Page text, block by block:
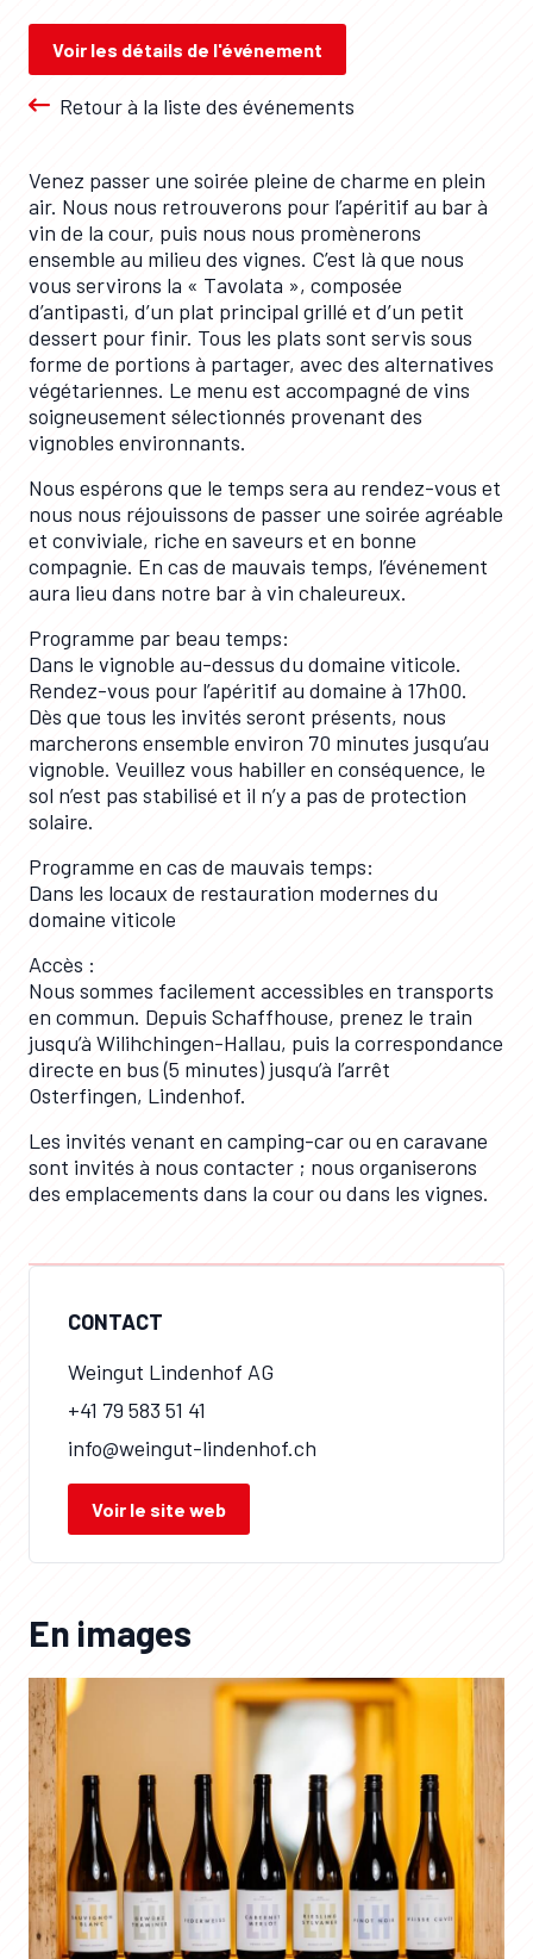
Voir les détails de l'événement
Retour à la liste des événements
CONTACT
Weingut Lindenhof AG
+41 79 583 51 41
info@weingut-lindenhof.ch
Voir le site web
Venez passer une soirée pleine de charme en plein
air. Nous nous retrouverons pour l’apéritif au bar à
vin de la cour, puis nous nous promènerons
ensemble au milieu des vignes. C’est là que nous
vous servirons la « Tavolata », composée
d’antipasti, d’un plat principal grillé et d’un petit
dessert pour finir. Tous les plats sont servis sous
forme de portions à partager, avec des alternatives
végétariennes. Le menu est accompagné de vins
soigneusement sélectionnés provenant des
vignobles environnants.
Nous espérons que le temps sera au rendez-vous et
nous nous réjouissons de passer une soirée agréable
et conviviale, riche en saveurs et en bonne
compagnie. En cas de mauvais temps, l’événement
aura lieu dans notre bar à vin chaleureux.
Programme par beau temps:
Dans le vignoble au-dessus du domaine viticole.
Rendez-vous pour l’apéritif au domaine à 17h00.
Dès que tous les invités seront présents, nous
marcherons ensemble environ 70 minutes jusqu’au
vignoble. Veuillez vous habiller en conséquence, le
sol n’est pas stabilisé et il n’y a pas de protection
solaire.
Programme en cas de mauvais temps:
Dans les locaux de restauration modernes du
domaine viticole
Accès :
Nous sommes facilement accessibles en transports
en commun. Depuis Schaffhouse, prenez le train
jusqu’à Wilihchingen-Hallau, puis la correspondance
directe en bus (5 minutes) jusqu’à l’arrêt
Osterfingen, Lindenhof.
Les invités venant en camping-car ou en caravane
sont invités à nous contacter ; nous organiserons
des emplacements dans la cour ou dans les vignes.
En images